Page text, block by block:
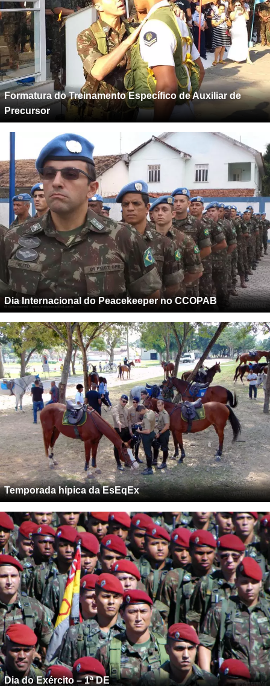
Formatura do Treinamento Específico de Auxiliar de
Precursor
Dia Internacional do Peacekeeper no CCOPAB
Temporada hípica da EsEqEx
Dia do Exército – 1ª DE